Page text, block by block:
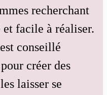
recherchant
facile à réaliser.
conseillé
créer des
laisser se